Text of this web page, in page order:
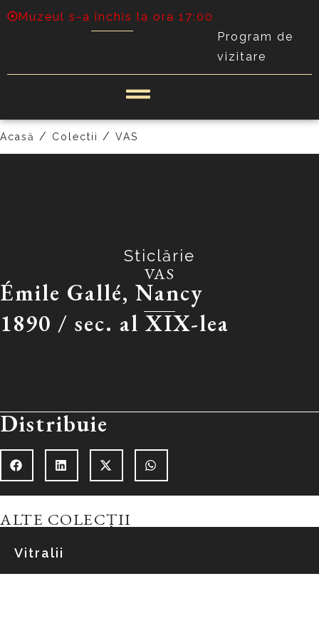
Muzeul s-a închis la ora 17:00
Program de
vizitare
Acasă / Colectii / VAS
Sticlărie
VAS
Émile Gallé, Nancy
1890 / sec. al XIX-lea
Distribuie
ALTE COLECȚII
Vitralii
Explorează colecția
PRECEDENT URMĂTOR